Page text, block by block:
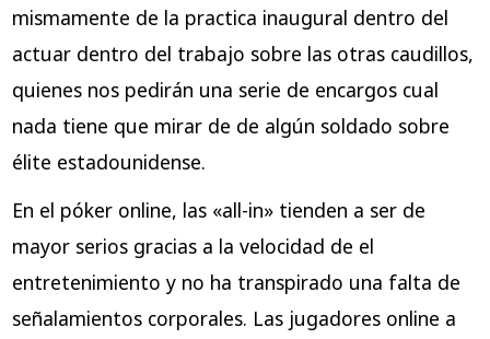
mismamente de la practica inaugural dentro del
actuar dentro del trabajo sobre las otras caudillos,
quienes nos pedirán una serie de encargos cual
nada tiene que mirar de de algún soldado sobre
élite estadounidense.
En el póker online, las «all-in» tienden a ser de
mayor serios gracias a la velocidad de el
entretenimiento y no ha transpirado una falta de
señalamientos corporales. Las jugadores online a